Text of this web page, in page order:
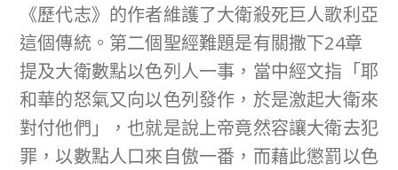
《歷代志》的作者維護了大衛殺死巨人歌利亞
這個傳統。第二個聖經難題是有關撒下24章
提及大衛數點以色列人一事，當中經文指「耶
和華的怒氣又向以色列發作，於是激起大衛來
對付他們」，也就是說上帝竟然容讓大衛去犯
罪，以數點人口來自傲一番，而藉此懲罰以色